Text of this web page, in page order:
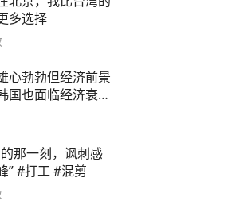
多选择
心勃勃但经济前景
国也面临经济衰退
那一刻，讽刺感
” #打工 #混剪